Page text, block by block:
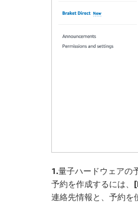
1.量子ハードウェアの
予約を作成するには、
連絡先情報と、予約を